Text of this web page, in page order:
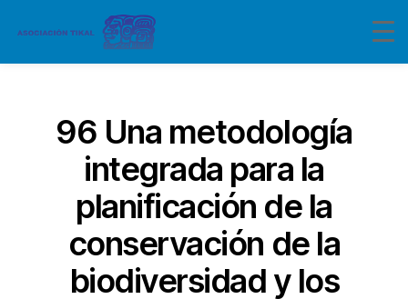
96 Una metodología
integrada para la
planificación de la
conservación de la
biodiversidad y los